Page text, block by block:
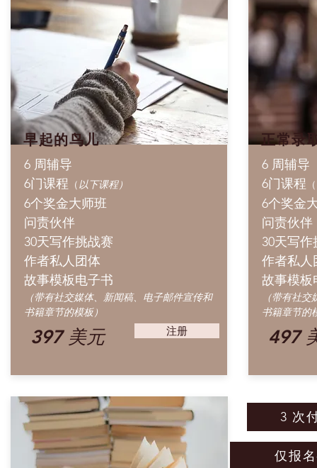
早起的鸟儿
6 周辅导
6门课程 （以下课程）
6个奖金大师班
问责伙伴
30天写作挑战赛
作者私人团体
故事模板电子书
（带有社交媒体、新闻稿、电子邮件宣传和
书籍章节的模板）
397 美元 注册
正常录
6 周辅导
6门课程 （
6个奖金
问责伙伴
30天写
作者私人
故事模板
（带有社
书籍章节的
497
3 次
仅报